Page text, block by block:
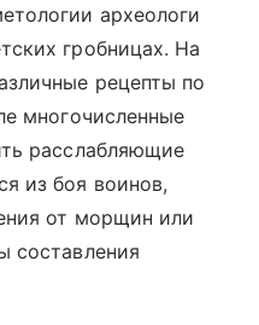
археологи
гробницах. На
рецепты по
многочисленные
расслабляющие
из боя воинов,
от морщин или
составления